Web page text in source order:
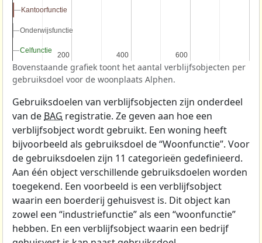
200
200 400
400 600
600
Kantoorfunctie
Kantoorfunctie
Onderwijsfunctie
Onderwijsfunctie
Celfunctie
Celfunctie
Bovenstaande grafiek toont het aantal verblijfsobjecten per
gebruiksdoel voor de woonplaats Alphen.
Gebruiksdoelen van verblijfsobjecten zijn onderdeel
van de BAG registratie. Ze geven aan hoe een
verblijfsobject wordt gebruikt. Een woning heeft
bijvoorbeeld als gebruiksdoel de “Woonfunctie”. Voor
de gebruiksdoelen zijn 11 categorieën gedefinieerd.
Aan één object verschillende gebruiksdoelen worden
toegekend. Een voorbeeld is een verblijfsobject
waarin een boerderij gehuisvest is. Dit object kan
zowel een “industriefunctie” als een “woonfunctie”
hebben. En een verblijfsobject waarin een bedrijf